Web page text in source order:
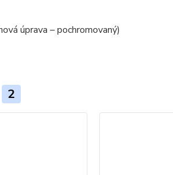
úprava – pochromovaný)
2